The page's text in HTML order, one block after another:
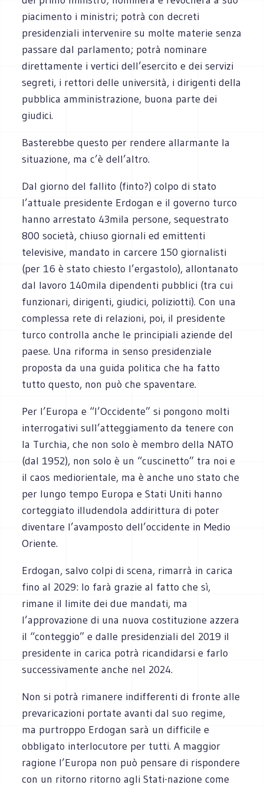
piacimento i ministri; potrà con decreti
presidenziali intervenire su molte materie senza
passare dal parlamento; potrà nominare
direttamente i vertici dell’esercito e dei servizi
segreti, i rettori delle università, i dirigenti della
pubblica amministrazione, buona parte dei
giudici.
Basterebbe questo per rendere allarmante la
situazione, ma c’è dell’altro.
Dal giorno del fallito (finto?) colpo di stato
l’attuale presidente Erdogan e il governo turco
hanno arrestato 43mila persone, sequestrato
800 società, chiuso giornali ed emittenti
televisive, mandato in carcere 150 giornalisti
(per 16 è stato chiesto l’ergastolo), allontanato
dal lavoro 140mila dipendenti pubblici (tra cui
funzionari, dirigenti, giudici, poliziotti). Con una
complessa rete di relazioni, poi, il presidente
turco controlla anche le principiali aziende del
paese. Una riforma in senso presidenziale
proposta da una guida politica che ha fatto
tutto questo, non può che spaventare.
Per l’Europa e “l’Occidente” si pongono molti
interrogativi sull’atteggiamento da tenere con
la Turchia, che non solo è membro della NATO
(dal 1952), non solo è un “cuscinetto” tra noi e
il caos mediorientale, ma è anche uno stato che
per lungo tempo Europa e Stati Uniti hanno
corteggiato illudendola addirittura di poter
diventare l’avamposto dell’occidente in Medio
Oriente.
Erdogan, salvo colpi di scena, rimarrà in carica
fino al 2029: lo farà grazie al fatto che sì,
rimane il limite dei due mandati, ma
l’approvazione di una nuova costituzione azzera
il “conteggio” e dalle presidenziali del 2019 il
presidente in carica potrà ricandidarsi e farlo
successivamente anche nel 2024.
Non si potrà rimanere indifferenti di fronte alle
prevaricazioni portate avanti dal suo regime,
ma purtroppo Erdogan sarà un difficile e
obbligato interlocutore per tutti. A maggior
ragione l’Europa non può pensare di rispondere
con un ritorno ritorno agli Stati-nazione come